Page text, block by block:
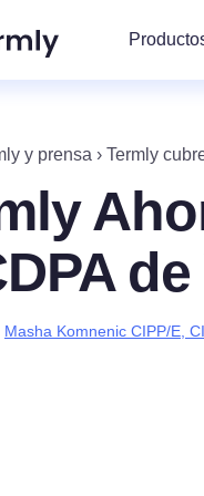
y prensa › Termly
Masha Komnenic CIPP/E,